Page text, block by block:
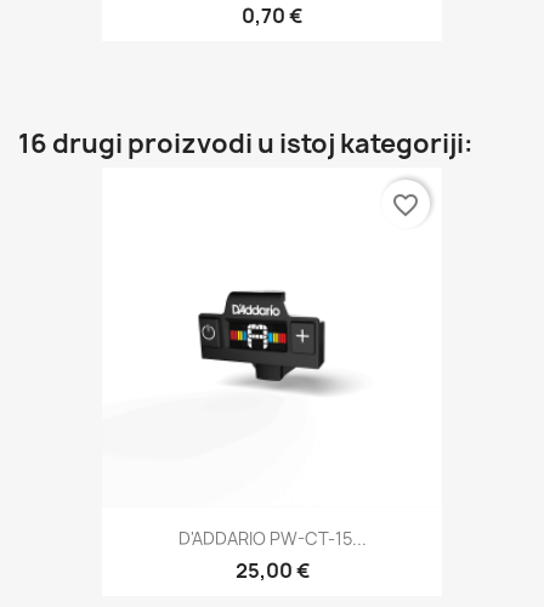
0,70 €
16 drugi proizvodi u istoj kategoriji:
D'ADDARIO PW-CT-15...
25,00 €
favorite_border